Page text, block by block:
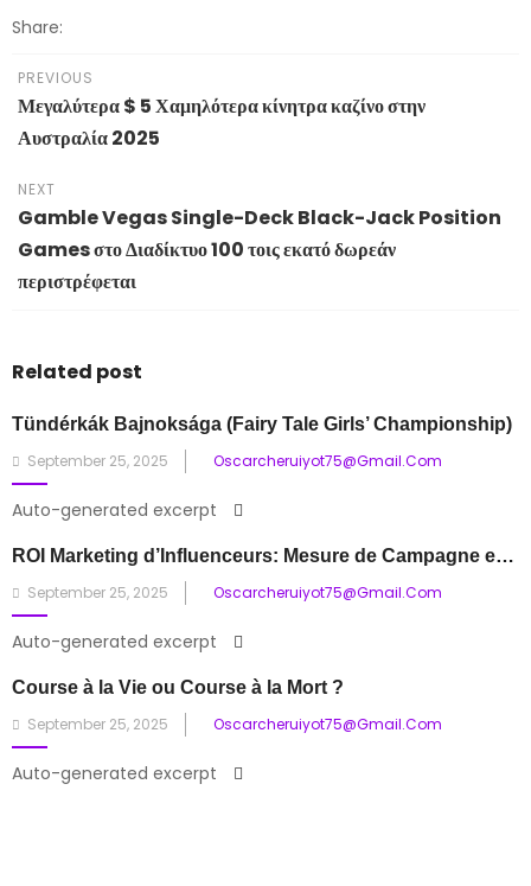
Share:
PREVIOUS
Μεγαλύτερα $ 5 Χαμηλότερα κίνητρα καζίνο στην
Αυστραλία 2025
NEXT
Gamble Vegas Single-Deck Black-Jack Position
Games στο Διαδίκτυο 100 τοις εκατό δωρεάν
περιστρέφεται
Related post
Tündérkák Bajnoksága (Fairy Tale Girls’ Championship)
Posted
on
September 25, 2025 Oscarcheruiyot75@gmail.com
Auto-generated excerpt
ROI Marketing d’Influenceurs: Mesure de Campagne et Valeur de Partenariat
Posted
on
September 25, 2025 Oscarcheruiyot75@gmail.com
Auto-generated excerpt
Course à la Vie ou Course à la Mort ?
Posted
on
September 25, 2025 Oscarcheruiyot75@gmail.com
Auto-generated excerpt